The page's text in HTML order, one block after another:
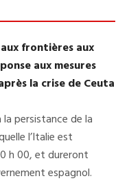
frontières aux
aux mesures
la crise de Ceuta
persistance de la
l’Italie est
h 00, et dureront
espagnol.